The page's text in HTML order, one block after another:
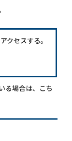
クセスする。
る場合は、こち